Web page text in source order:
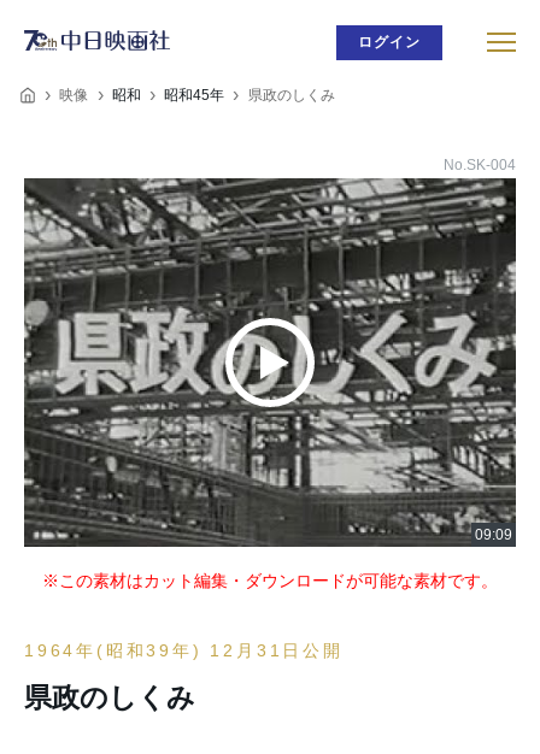
ログイン
映像 昭和 昭和45年 県政のしくみ
No.SK-004
※この素材はカット編集・ダウンロードが可能な素材です。
1964年(昭和39年) 12月31日公開
県政のしくみ